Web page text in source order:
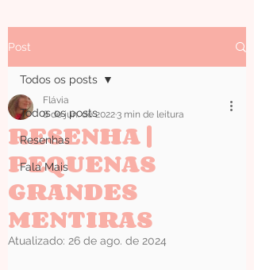
Post
Todos os posts
Resenhas
Fala Mais
Todos os posts
RESENHA |
PEQUENAS
GRANDES
MENTIRAS
Flávia
8 de jun. de 20223 min de leitura
Atualizado: 26 de ago. de 2024